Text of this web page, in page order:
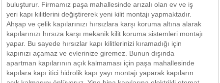
buluşturur. Firmamız paşa mahallesinde arızalı olan ev ve iş
yeri kapı kilitlerini değiştirerek yeni kilit montajı yapmaktadır.
Ahşap ve çelik kapılarınızı hırsızlara karşı koruma altına alarak
kapılarınızı hırsıza karşı mekanik kilit koruma sistemleri montajı
yapar. Bu sayede hırsızlar kapı kilitlerinizi kıramadığı için
kapınızı açamaz ve evlerinize giremez. Bunun dışında
apartman kapılarının açık kalmaması için paşa mahallesinde
kapılara kapı itici hidrolik kapı yayı montajı yaparak kapıların